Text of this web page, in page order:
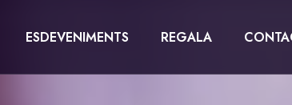
ESDEVENIMENTS REGALA